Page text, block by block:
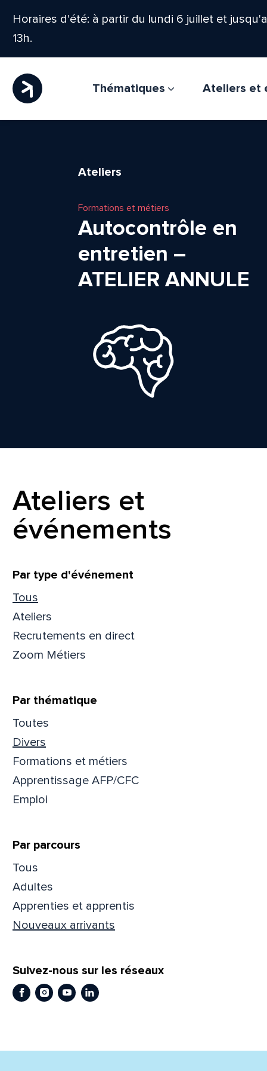
Horaires d'été: à partir du lundi 6 juillet et
13h.
Thématiques Ateliers et
Ateliers
Formations et métiers
Autocontrôle en
entretien –
ATELIER ANNULE
Ateliers et
événements
Filtrer
Par type d'événement
Tous
Ateliers
Recrutements en direct
Zoom Métiers
Par thématique
Toutes
Divers
Formations et métiers
Apprentissage AFP/CFC
Emploi
Par parcours
Tous
Adultes
Apprenties et apprentis
Nouveaux arrivants
Suivez-nous sur les réseaux
Facebook
Instagram
YoutubeLinkedIn